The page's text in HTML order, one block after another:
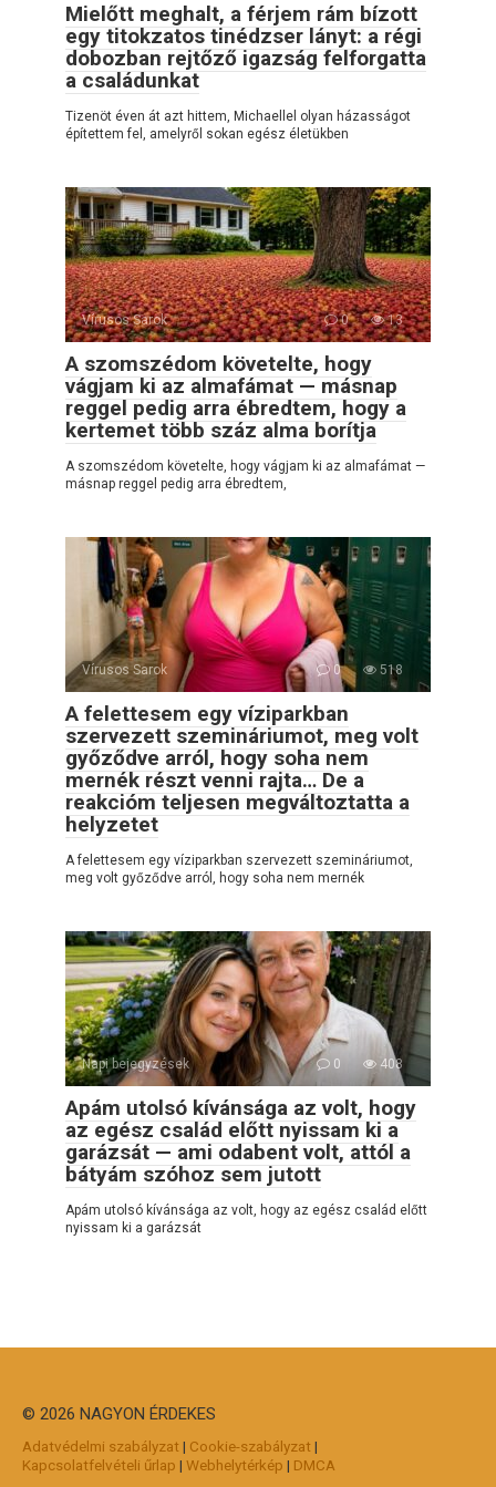
Mielőtt meghalt, a férjem rám bízott
egy titokzatos tinédzser lányt: a régi
dobozban rejtőző igazság felforgatta
a családunkat
Tizenöt éven át azt hittem, Michaellel olyan házasságot
építettem fel, amelyről sokan egész életükben
Vírusos Sarok 0 13
A szomszédom követelte, hogy
vágjam ki az almafámat — másnap
reggel pedig arra ébredtem, hogy a
kertemet több száz alma borítja
A szomszédom követelte, hogy vágjam ki az almafámat —
másnap reggel pedig arra ébredtem,
Vírusos Sarok 0 518
A felettesem egy víziparkban
szervezett szemináriumot, meg volt
győződve arról, hogy soha nem
mernék részt venni rajta… De a
reakcióm teljesen megváltoztatta a
helyzetet
A felettesem egy víziparkban szervezett szemináriumot,
meg volt győződve arról, hogy soha nem mernék
Napi bejegyzések 0 408
Apám utolsó kívánsága az volt, hogy
az egész család előtt nyissam ki a
garázsát — ami odabent volt, attól a
bátyám szóhoz sem jutott
Apám utolsó kívánsága az volt, hogy az egész család előtt
nyissam ki a garázsát
© 2026 NAGYON ÉRDEKES
Adatvédelmi szabályzat | Cookie-szabályzat |
Kapcsolatfelvételi űrlap | Webhelytérkép | DMCA